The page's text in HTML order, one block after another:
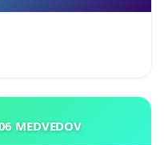
MEDVEDOV